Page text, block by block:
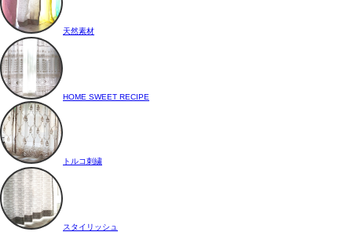
天然素材
HOME SWEET RECIPE
トルコ刺繍
スタイリッシュ